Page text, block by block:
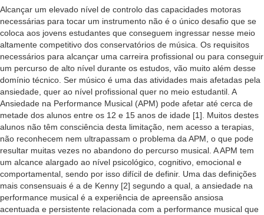
Alcançar um elevado nível de controlo das capacidades motoras
necessárias para tocar um instrumento não é o único desafio que se
coloca aos jovens estudantes que conseguem ingressar nesse meio
altamente competitivo dos conservatórios de música. Os requisitos
necessários para alcançar uma carreira profissional ou para conseguir
um percurso de alto nível durante os estudos, vão muito além desse
domínio técnico. Ser músico é uma das atividades mais afetadas pela
ansiedade, quer ao nível profissional quer no meio estudantil. A
Ansiedade na Performance Musical (APM) pode afetar até cerca de
metade dos alunos entre os 12 e 15 anos de idade [1]. Muitos destes
alunos não têm consciência desta limitação, nem acesso a terapias,
não reconhecem nem ultrapassam o problema da APM, o que pode
resultar muitas vezes no abandono do percurso musical. A APM tem
um alcance alargado ao nível psicológico, cognitivo, emocional e
comportamental, sendo por isso difícil de definir. Uma das definições
mais consensuais é a de Kenny [2] segundo a qual, a ansiedade na
performance musical é a experiência de apreensão ansiosa
acentuada e persistente relacionada com a performance musical que